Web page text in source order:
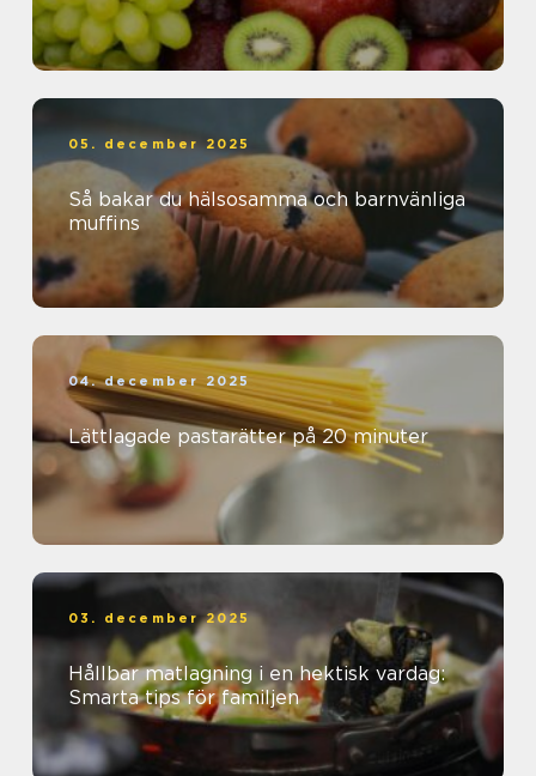
05. december 2025
Så bakar du hälsosamma och barnvänliga
muffins
04. december 2025
Lättlagade pastarätter på 20 minuter
03. december 2025
Hållbar matlagning i en hektisk vardag:
Smarta tips för familjen